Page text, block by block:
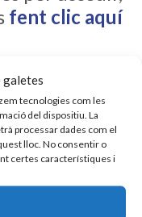
galetes
tecnologies com les
del dispositiu. La
processar dades com el
lloc. No consentir o
certes característiques i
fent clic aquí